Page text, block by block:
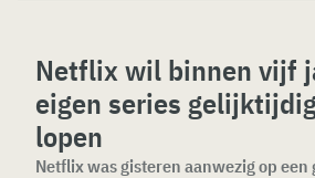
Netflix wil binnen vijf
eigen series
lopen
Netflix was gisteren aanwezig op